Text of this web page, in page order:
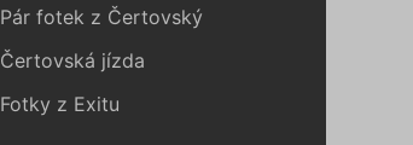
Pár fotek z Čertovský
Čertovská jízda
Fotky z Exitu